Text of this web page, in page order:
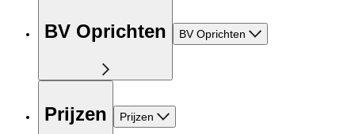
BV Oprichten BV Oprichten
Prijzen Prijzen